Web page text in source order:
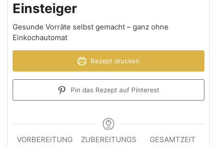
Einsteiger
Gesunde Vorräte selbst gemacht – ganz ohne
Einkochautomat
Rezept drucken
Pin das Rezept auf Pinterest
VORBEREITUNG
ZUBEREITUNGS
GESAMTZEIT